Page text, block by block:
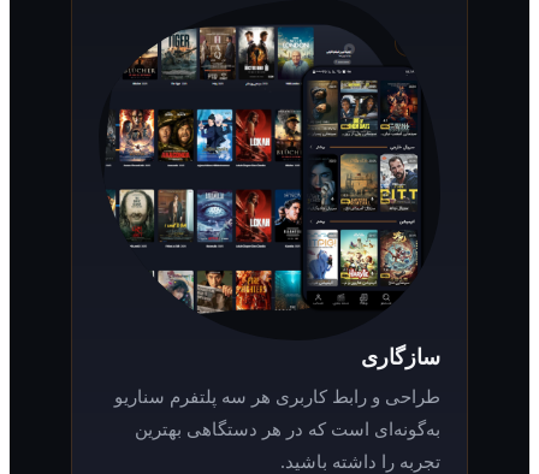
طراحی و رابط کاربری هر سه پلتفرم سناریو
به‌گونه‌ای است که در هر دستگاهی بهترین
تجربه را داشته باشید.